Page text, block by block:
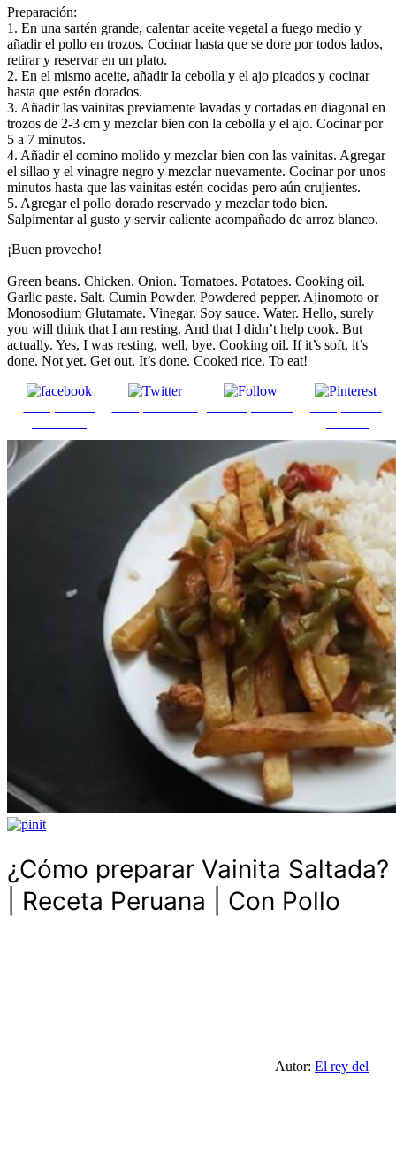
Preparación:
1. En una sartén grande, calentar aceite vegetal a fuego medio y
añadir el pollo en trozos. Cocinar hasta que se dore por todos lados,
retirar y reservar en un plato.
2. En el mismo aceite, añadir la cebolla y el ajo picados y cocinar
hasta que estén dorados.
3. Añadir las vainitas previamente lavadas y cortadas en diagonal en
trozos de 2-3 cm y mezclar bien con la cebolla y el ajo. Cocinar por
5 a 7 minutos.
4. Añadir el comino molido y mezclar bien con las vainitas. Agregar
el sillao y el vinagre negro y mezclar nuevamente. Cocinar por unos
minutos hasta que las vainitas estén cocidas pero aún crujientes.
5. Agregar el pollo dorado reservado y mezclar todo bien.
Salpimentar al gusto y servir caliente acompañado de arroz blanco.
¡Buen provecho!
Green beans. Chicken. Onion. Tomatoes. Potatoes. Cooking oil.
Garlic paste. Salt. Cumin Powder. Powdered pepper. Ajinomoto or
Monosodium Glutamate. Vinegar. Soy sauce. Water. Hello, surely
you will think that I am resting. And that I didn’t help cook. But
actually. Yes, I was resting, well, bye. Cooking oil. If it’s soft, it’s
done. Not yet. Get out. It’s done. Cooked rice. To eat!
¿Cómo preparar Vainita Saltada?
| Receta Peruana | Con Pollo
Autor: El rey del